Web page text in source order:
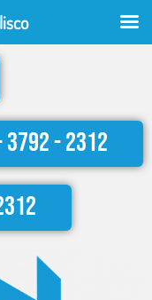
3792 - 2312